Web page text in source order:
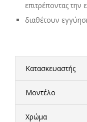
επιτρέποντας
διαθέτουν
Κατασκευαστής
Μοντέλο
Χρώμα